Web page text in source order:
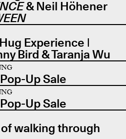
& Neil Höhener
Experience |
Bird & Taranja Wu
Up Sale
Up Sale
walking through